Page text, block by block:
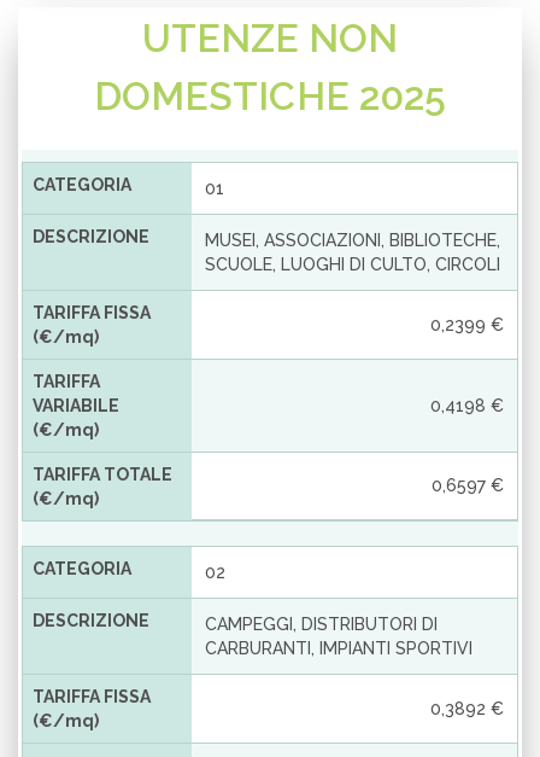
UTENZE NON
DOMESTICHE 2025
CATEGORIA 01
DESCRIZIONE
MUSEI, ASSOCIAZIONI, BIBLIOTECHE,
SCUOLE, LUOGHI DI CULTO, CIRCOLI
TARIFFA FISSA
(€/mq)
0,2399 €
TARIFFA
VARIABILE
(€/mq)
0,4198 €
TARIFFA TOTALE
(€/mq)
0,6597 €
CATEGORIA 02
DESCRIZIONE
CAMPEGGI, DISTRIBUTORI DI
CARBURANTI, IMPIANTI SPORTIVI
TARIFFA FISSA
(€/mq)
0,3892 €